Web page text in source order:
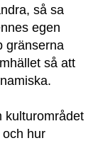
så sa
egen
gränserna
så att
kulturområdet
hur